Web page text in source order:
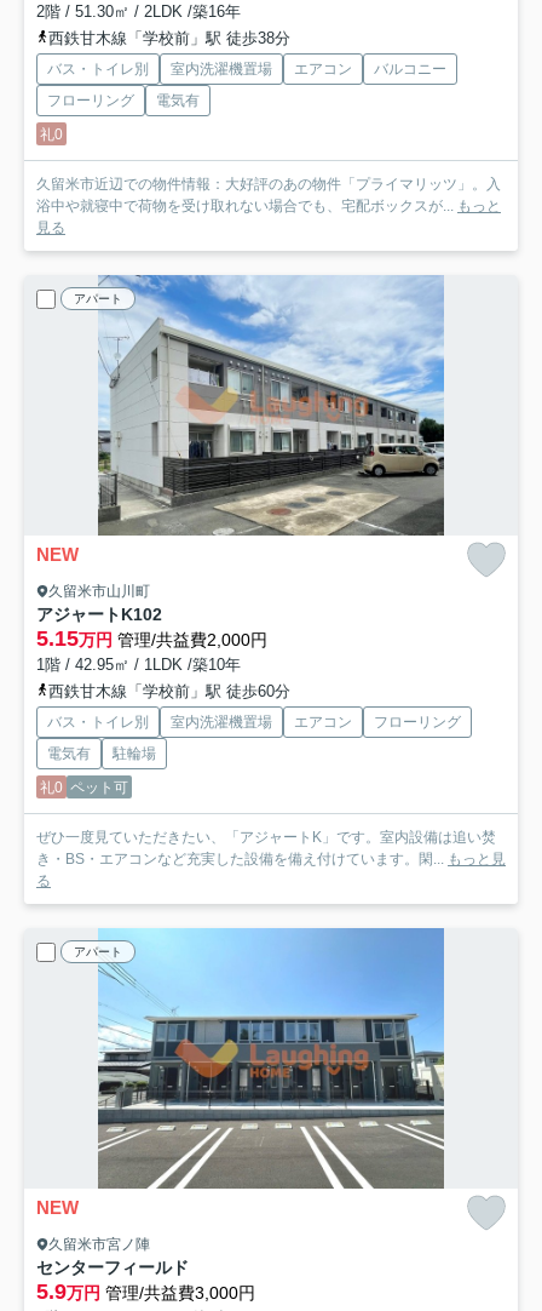
2階 / 51.30㎡ / 2LDK /築16年
西鉄甘木線「学校前」駅 徒歩38分
バス・トイレ別 室内洗濯機置場 エアコン
バルコニー
フローリング
電気有
礼0
久留米市近辺での物件情報：大好評のあの物件「プライマリッツ」。入
浴中や就寝中で荷物を受け取れない場合でも、宅配ボックスが... もっと
見る
アパート
NEW
久留米市山川町
アジャートK102
5.15万円 管理/共益費2,000円
1階 / 42.95㎡ / 1LDK /築10年
西鉄甘木線「学校前」駅 徒歩60分
バス・トイレ別 室内洗濯機置場 エアコン
フローリング
電気有
駐輪場
礼0 ペット可
ぜひ一度見ていただきたい、「アジャートK」です。室内設備は追い焚
き・BS・エアコンなど充実した設備を備え付けています。閑... もっと見
る
アパート
NEW
久留米市宮ノ陣
センターフィールド
5.9万円 管理/共益費3,000円